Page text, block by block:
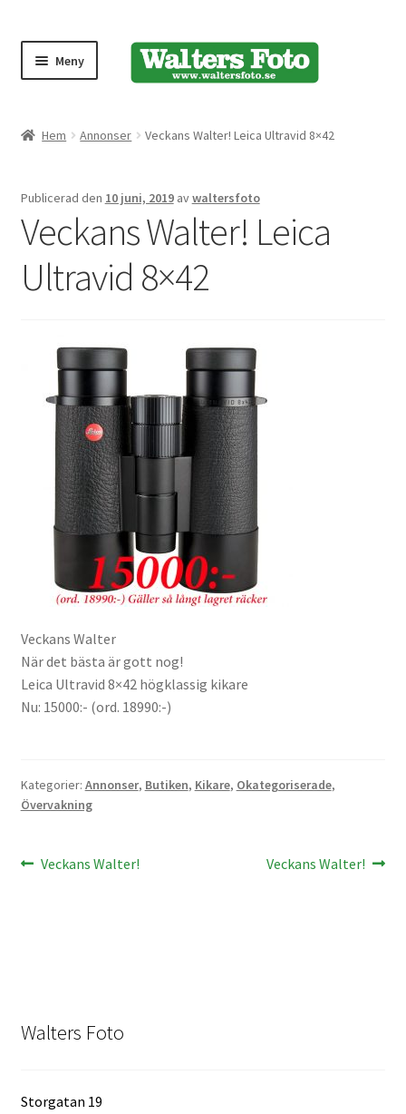
Meny
Bärremmar
Blixtar
Stativ
Väskor
Objektiv Canon
Objektiv Nikon
Objektiv övriga
Motljusskydd
Övriga objektivtillbehör & filter
Tubkikare
Förvaring
Hem Annonser Veckans Walter! Leica Ultravid 8×42
Publicerad den 10 juni, 2019 avwaltersfoto
Veckans Walter! Leica
Ultravid 8×42
Veckans Walter
När det bästa är gott nog!
Leica Ultravid 8×42 högklassig kikare
Nu: 15000:- (ord. 18990:-)
Kategorier: Annonser, Butiken, Kikare, Okategoriserade,
Övervakning
Inläggsnavigering
Föregående
Veckans Walter!
Nästa
Veckans Walter!
Walters Foto
Storgatan 19